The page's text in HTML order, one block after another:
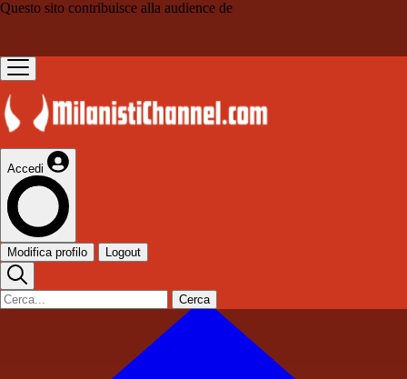
Questo sito contribuisce alla audience de
Accedi
Modifica profilo Logout
Cerca